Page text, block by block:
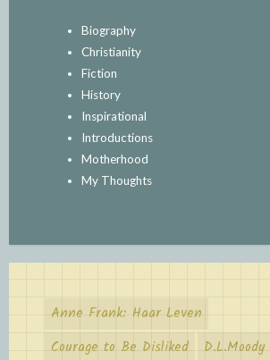
Biography
Christianity
Fiction
History
Inspirational
Introductions
Motherhood
My Thoughts
Anne Frank: Haar Leven
Courage to Be Disliked
D.L.Moody